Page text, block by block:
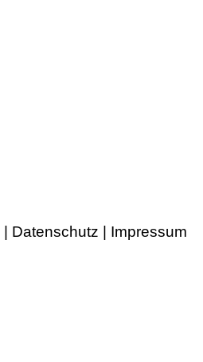
Datenschutz Impressum